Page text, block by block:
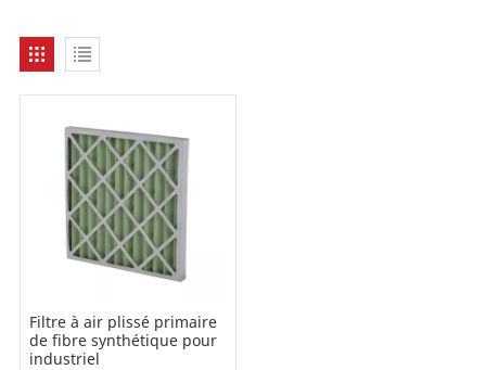
Filtre à air plissé primaire
de fibre synthétique pour
industriel